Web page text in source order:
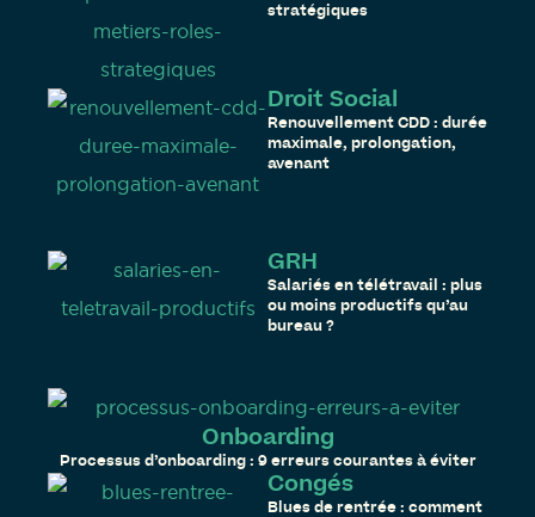
stratégiques
Droit Social
Renouvellement CDD : durée
maximale, prolongation,
avenant
GRH
Salariés en télétravail : plus
ou moins productifs qu’au
bureau ?
Onboarding
Processus d’onboarding : 9 erreurs courantes à éviter
Congés
Blues de rentrée : comment